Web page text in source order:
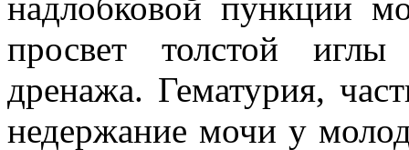
надлобковой пункции
просвет толстой иглы
дренажа. Гематурия,
недержание мочи у